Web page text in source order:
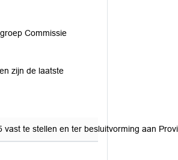
Commissie
zijn de laatste
te stellen en ter besluitvorming aan